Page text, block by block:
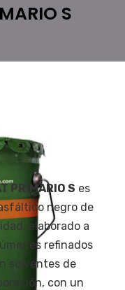
S
PRIMARIO S es
negro de
elaborado a
refinados
solventes de
con un